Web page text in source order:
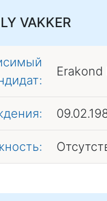
VAKKER
Erakond